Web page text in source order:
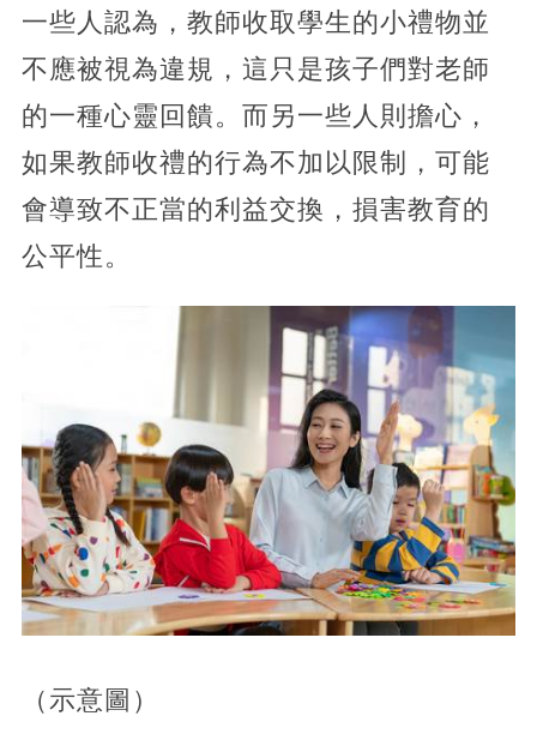
一些人認為，教師收取學生的小禮物並
不應被視為違規，這只是孩子們對老師
的一種心靈回饋。而另一些人則擔心，
如果教師收禮的行為不加以限制，可能
會導致不正當的利益交換，損害教育的
公平性。
（示意圖）